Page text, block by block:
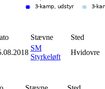
Stævne
Sted
SM
Styrkeløft
Hvidovre